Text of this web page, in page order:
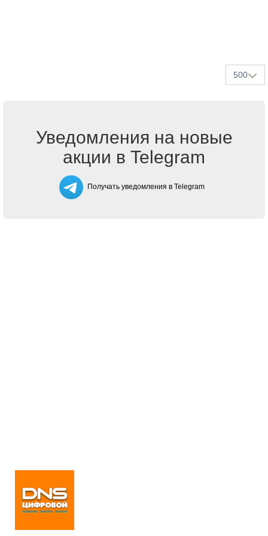
500
Уведомления на новые
акции в Telegram
Получать уведомления в Telegram